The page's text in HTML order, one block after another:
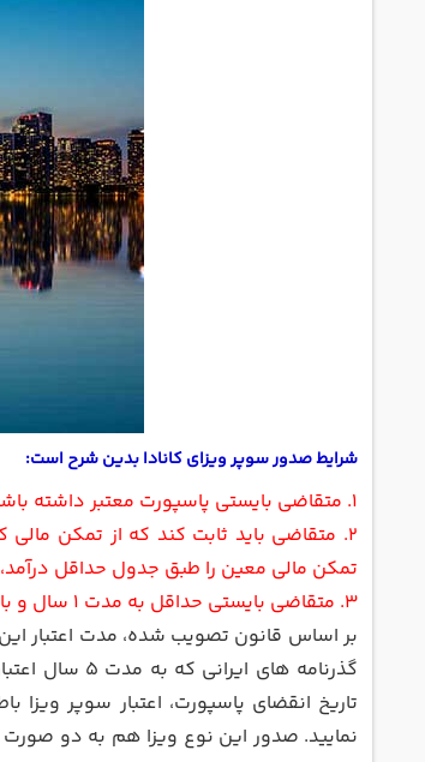
شرایط صدور سوپر ویزای کانادا بدین شرح است:
1. متقاضی بایستی پاسپورت معتبر داشته باشد.
تمکن مالی معین را طبق جدول حداقل درآمد،
3. متقاضی بایستی حداقل به مدت 1 سال و با مبلغ صد هزار دلار، توسط یک موسسه بیمه کانادایی بیمه شده باشد.
بر اساس قانون تصویب شده، مدت اعتبار
تاریخ انقضای پاسپورت، اعتبار سوپر
نمایید. صدور این نوع ویزا هم به دو صورت